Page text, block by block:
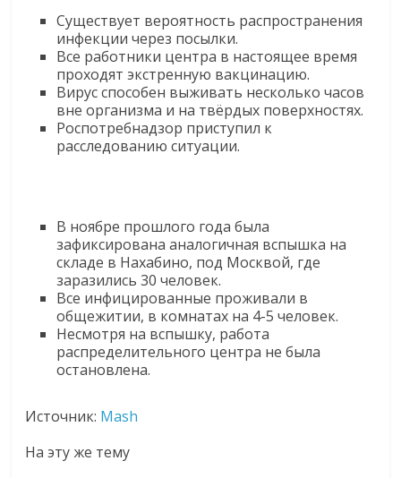
Commerce,
ритейле,
логистике,
технологиях,
соцсетях.
Нам
важно,
Сеть
меняет
людей
обсудить
Существует вероятность распространения
инфекции через посылки.
Все работники центра в настоящее время
проходят экстренную вакцинацию.
Вирус способен выживать несколько часов
вне организма и на твёрдых поверхностях.
Роспотребнадзор приступил к
расследованию ситуации.
В ноябре прошлого года была
зафиксирована аналогичная вспышка на
складе в Нахабино, под Москвой, где
заразились 30 человек.
Все инфицированные проживали в
общежитии, в комнатах на 4-5 человек.
Несмотря на вспышку, работа
распределительного центра не была
остановлена.
Источник: Mash
На эту же тему